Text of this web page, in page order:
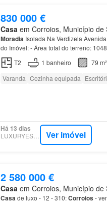
830 000 €
Casa em Corroios, Município de
Moradia Isolada Na Verdizela
do Imóvel: - Área total do terreno:
escritório, 1 casa de banho; - Sala de
T2 1 banheiro
79 m²
Varanda Cozinha equipada
Há 13 dias
LUXURYESTATE Ver imóvel
2 580 000 €
Casa em Corroios, Município de
Casade luxo - 12 - 310:Corroios -